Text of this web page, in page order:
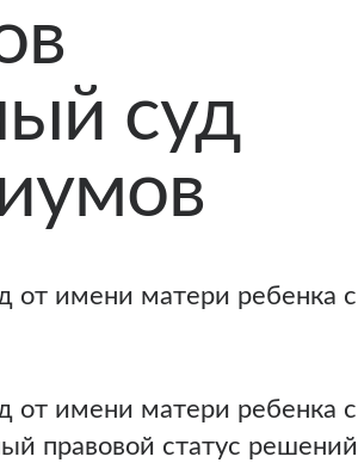
суд
от имени матери ребенка с
от имени матери ребенка с
правовой статус решений